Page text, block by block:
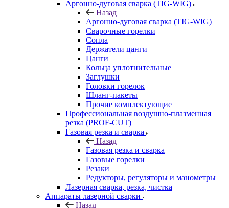
Аргонно-дуговая сварка (TIG-WIG)
Назад
Аргонно-дуговая сварка (TIG-WIG)
Сварочные горелки
Сопла
Держатели цанги
Цанги
Кольца уплотнительные
Заглушки
Головки горелок
Шланг-пакеты
Прочие комплектующие
Профессиональная воздушно-плазменная
резка (PROF-CUT)
Газовая резка и сварка
Назад
Газовая резка и сварка
Газовые горелки
Резаки
Редукторы, регуляторы и манометры
Лазерная сварка, резка, чистка
Аппараты лазерной сварки
Назад